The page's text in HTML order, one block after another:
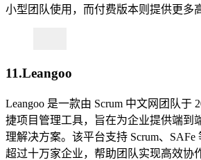
小型团队使用，而付费版本则提供更多
11.Leangoo
Leangoo 是一款由 Scrum 中文网团队于
捷项目管理工具，旨在为企业提供端到
理解决方案。该平台支持 Scrum、
超过十万家企业，帮助团队实现高效协